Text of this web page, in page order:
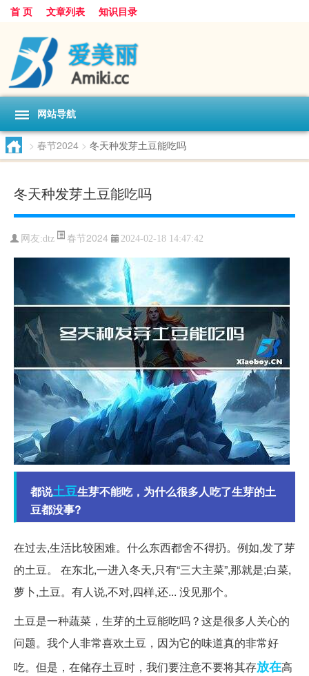
首 页 文章列表 知识目录
网站导航
> 春节2024 > 冬天种发芽土豆能吃吗
冬天种发芽土豆能吃吗
网友:dtz 春节2024 2024-02-18 14:47:42
都说土豆生芽不能吃，为什么很多人吃了生芽的土
豆都没事?
在过去,生活比较困难。什么东西都舍不得扔。例如,发了芽
的土豆。 在东北,一进入冬天,只有“三大主菜”,那就是;白菜,
萝卜,土豆。有人说,不对,四样,还... 没见那个。
土豆是一种蔬菜，生芽的土豆能吃吗？这是很多人关心的
问题。我个人非常喜欢土豆，因为它的味道真的非常好
吃。但是，在储存土豆时，我们要注意不要将其存放在高